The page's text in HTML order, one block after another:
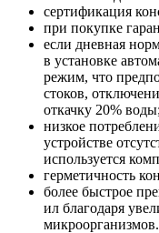
сертификация
при покупке
если дневная
в установке
режим, что
стоков,
откачку 20% воды;
низкое
устройстве
используется
герметичность
более быстрое
ил благодаря
микроорганизмов.